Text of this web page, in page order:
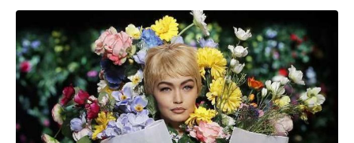
SORULAN SORULAR CEVAPLANAN SORULAR